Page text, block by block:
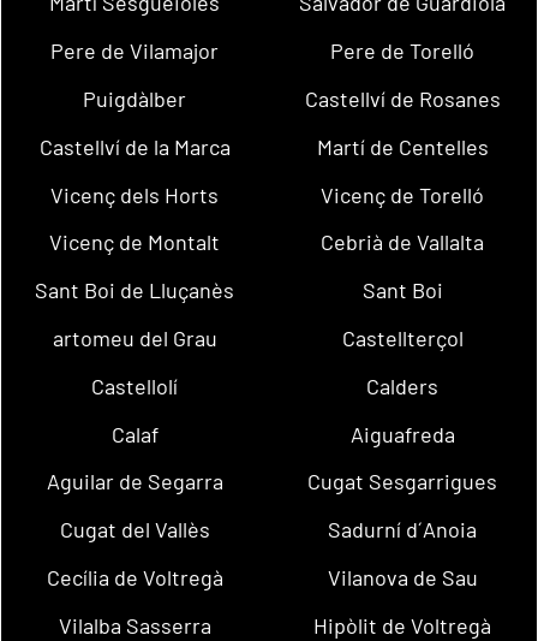
Pere de Vilamajor
Pere de Torelló
Puigdàlber
Castellví de Rosanes
Castellví de la Marca
Martí de Centelles
Vicenç dels Horts
Vicenç de Torelló
Vicenç de Montalt
Cebrià de Vallalta
Sant Boi de Lluçanès
Sant Boi
artomeu del Grau
Castellterçol
Castellolí
Calders
Calaf
Aiguafreda
Aguilar de Segarra
Cugat Sesgarrigues
Cugat del Vallès
Sadurní d´Anoia
Cecília de Voltregà
Vilanova de Sau
Vilalba Sasserra
Hipòlit de Voltregà